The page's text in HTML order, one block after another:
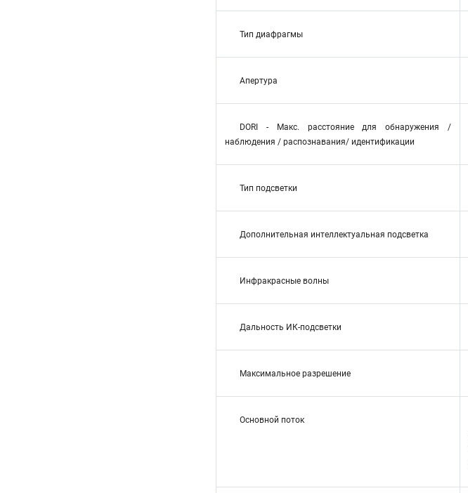
Тип диафрагмы
Апертура
DORI - Макс. расстояние для обнаружения /
наблюдения / распознавания/ идентификации
Тип подсветки
Дополнительная интеллектуальная подсветка
Инфракрасные волны
Дальность ИК-подсветки
Максимальное разрешение
Основной поток